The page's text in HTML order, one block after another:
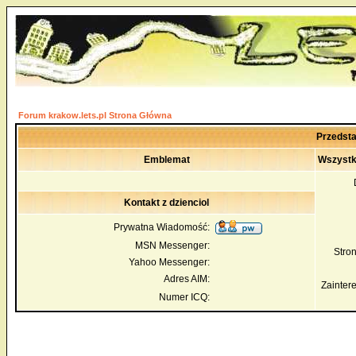
Forum krakow.lets.pl Strona Główna
Emblemat
Kontakt z dzienciol
Prywatna Wiadomość:
MSN Messenger:
Yahoo Messenger:
Adres AIM:
Numer ICQ: